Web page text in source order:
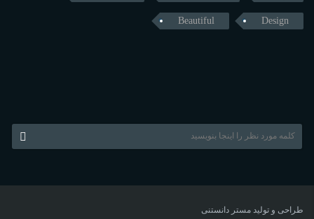
Design
Beautiful
طراحی و تولید مستر دانستنی